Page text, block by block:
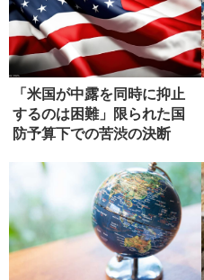
「米国が中露を同時に抑止
するのは困難」限られた国
防予算下での苦渋の決断